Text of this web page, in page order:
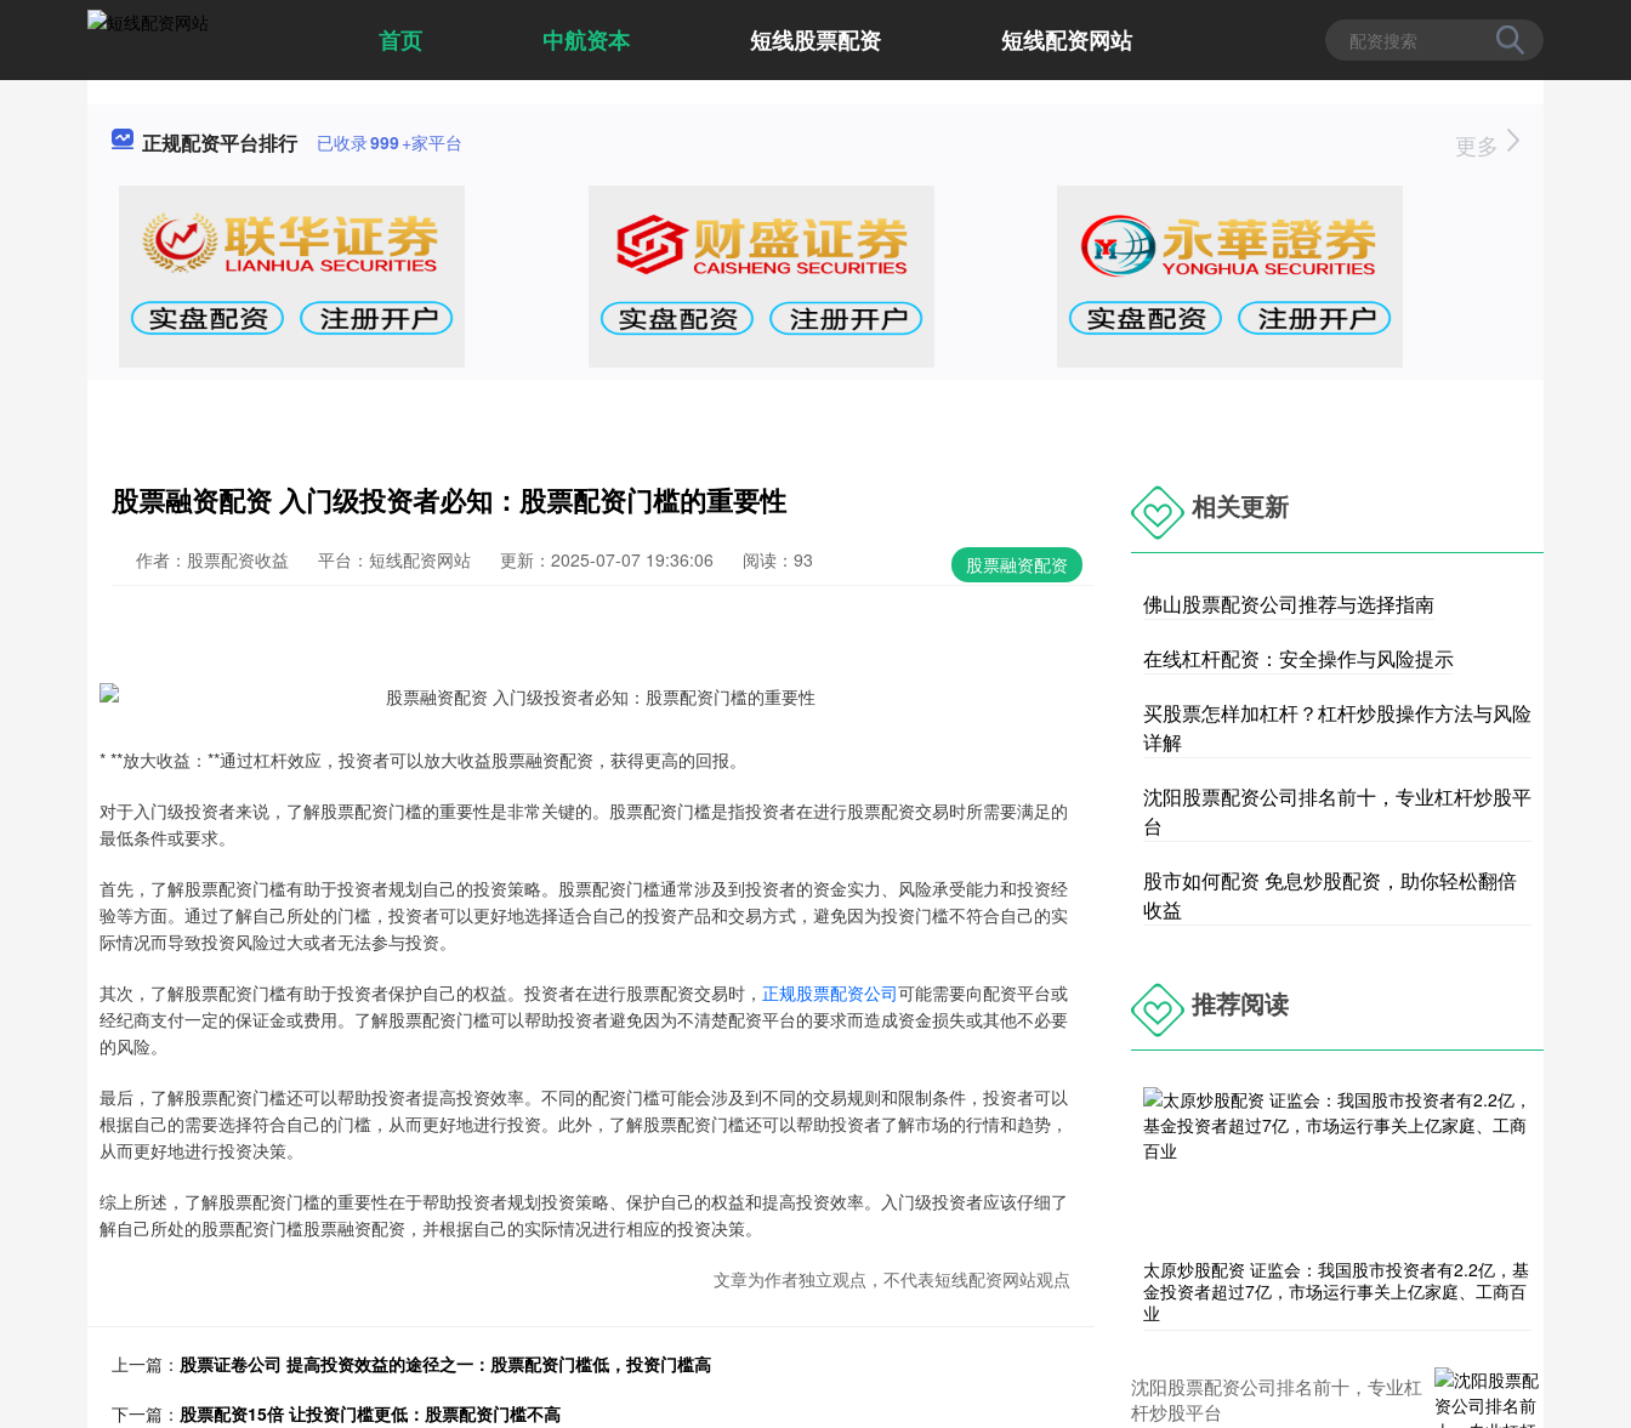
首页 中航资本 短线股票配资 短线配资网站
正规配资平台排行 已收录999+家平台 更多
股票融资配资 入门级投资者必知：股票配资门槛的重要性
股票融资配资
作者：股票配资收益 平台：短线配资网站 更新：2025-07-07 19:36:06 阅读：93
* **放大收益：**通过杠杆效应，投资者可以放大收益股票融资配资，获得更高的回报。
对于入门级投资者来说，了解股票配资门槛的重要性是非常关键的。股票配资门槛是指投资者在进行股票配资交易时所需要满足的
最低条件或要求。
首先，了解股票配资门槛有助于投资者规划自己的投资策略。股票配资门槛通常涉及到投资者的资金实力、风险承受能力和投资经
验等方面。通过了解自己所处的门槛，投资者可以更好地选择适合自己的投资产品和交易方式，避免因为投资门槛不符合自己的实
际情况而导致投资风险过大或者无法参与投资。
其次，了解股票配资门槛有助于投资者保护自己的权益。投资者在进行股票配资交易时， 正规股票配资公司可能需要向配资平台或
经纪商支付一定的保证金或费用。了解股票配资门槛可以帮助投资者避免因为不清楚配资平台的要求而造成资金损失或其他不必要
的风险。
最后，了解股票配资门槛还可以帮助投资者提高投资效率。不同的配资门槛可能会涉及到不同的交易规则和限制条件，投资者可以
根据自己的需要选择符合自己的门槛，从而更好地进行投资。此外，了解股票配资门槛还可以帮助投资者了解市场的行情和趋势，
从而更好地进行投资决策。
综上所述，了解股票配资门槛的重要性在于帮助投资者规划投资策略、保护自己的权益和提高投资效率。入门级投资者应该仔细了
解自己所处的股票配资门槛股票融资配资，并根据自己的实际情况进行相应的投资决策。
文章为作者独立观点，不代表短线配资网站观点
上一篇： 股票证卷公司 提高投资效益的途径之一：股票配资门槛低，投资门槛高
下一篇： 股票配资15倍 让投资门槛更低：股票配资门槛不高
相关更新
佛山股票配资公司推荐与选择指南
在线杠杆配资：安全操作与风险提示
买股票怎样加杠杆？杠杆炒股操作方法与风险
详解
沈阳股票配资公司排名前十，专业杠杆炒股平
台
股市如何配资 免息炒股配资，助你轻松翻倍
收益
推荐阅读
太原炒股配资 证监会：我国股市投资者有2.2亿，基
金投资者超过7亿，市场运行事关上亿家庭、工商百
业
沈阳股票配资公司排名前十，专业杠
杆炒股平台